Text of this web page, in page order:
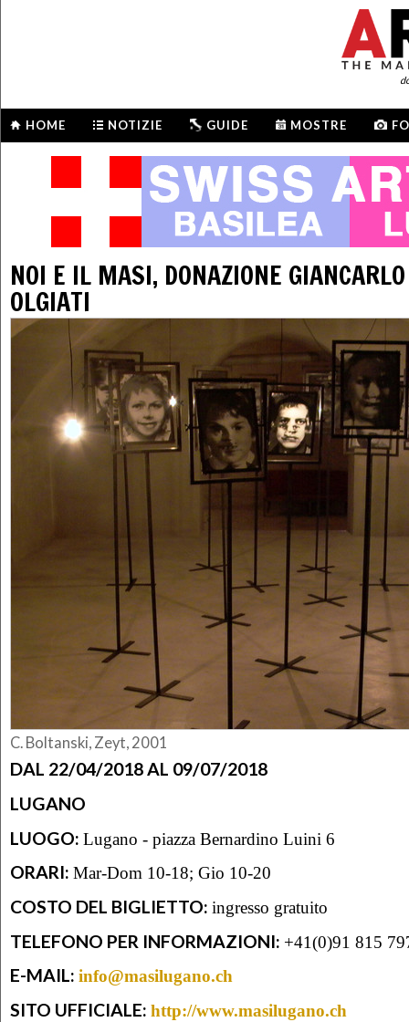
HOME NOTIZIE GUIDE MOSTRE
NOI E IL MASI, DONAZIONE
OLGIATI
C. Boltanski, Zeyt, 2001
DAL 22/04/2018 AL 09/07/2018
LUGANO
LUOGO: Lugano - piazza Bernardino Luini 6
ORARI: Mar-Dom 10-18; Gio 10-20
COSTO DEL BIGLIETTO: ingresso gratuito
TELEFONO PER INFORMAZIONI: +41(0)91 815
E-MAIL: info@masilugano.ch
SITO UFFICIALE: http://www.masilugano.ch